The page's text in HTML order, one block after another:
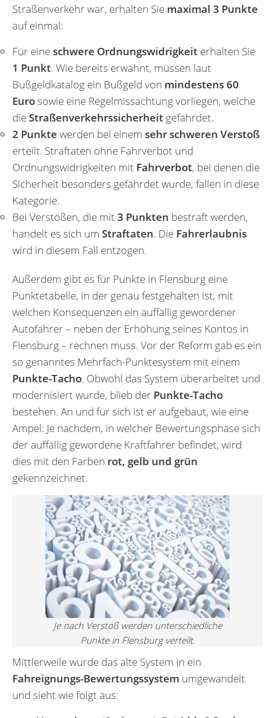
Straßenverkehr war, erhalten Sie maximal 3 Punkte
auf einmal:
Für eineschwere Ordnungswidrigkeit erhalten Sie
1 Punkt. Wie bereits erwähnt, müssen laut
Bußgeldkatalog ein Bußgeld von mindestens 60
Eurosowie eine Regelmissachtung vorliegen, welche
dieStraßenverkehrssicherheit gefährdet.
2 Punkte werden bei einem sehr schweren Verstoß
erteilt. Straftaten ohne Fahrverbot und
Ordnungswidrigkeiten mit Fahrverbot, bei denen die
Sicherheit besonders gefährdet wurde, fallen in diese
Kategorie.
Bei Verstößen, die mit3 Punkten bestraft werden,
handelt es sich um Straftaten. Die Fahrerlaubnis
wird in diesem Fall entzogen.
Außerdem gibt es für Punkte in Flensburg eine
Punktetabelle, in der genau festgehalten ist, mit
welchen Konsequenzen ein auffällig gewordener
Autofahrer – neben der Erhöhung seines Kontos in
Flensburg – rechnen muss. Vor der Reform gab es ein
so genanntes Mehrfach-Punktesystem mit einem
Punkte-Tacho. Obwohl das System überarbeitet und
modernisiert wurde, blieb der Punkte-Tacho
bestehen. An und für sich ist er aufgebaut, wie eine
Ampel: Je nachdem, in welcher Bewertungsphase sich
der auffällig gewordene Kraftfahrer befindet, wird
dies mit den Farben rot, gelb und grün
gekennzeichnet.
Je nach Verstoß werden unterschiedliche
Punkte in Flensburg verteilt.
Mittlerweile wurde das alte System in ein
Fahreignungs-Bewertungssystem umgewandelt
und sieht wie folgt aus: